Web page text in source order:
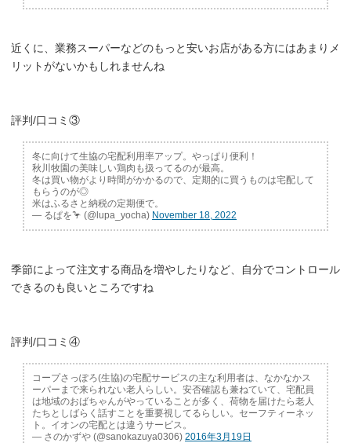
近くに、業務スーパーなどのもっと安いお店がある方にはあまりメ
リットがないかもしれませんね
評判/口コミ③
冬に向けて生協の宅配利用率アップ。やっぱり便利！
秋川牧園の美味しい鶏肉も扱ってるのが最高。
冬は買い物がより時間がかかるので、定期的に買うものは宅配して
もらうのが◎
米はふるさと納税の定期便で。
— るぱを🦩 (@lupa_yocha) November 18, 2022
季節によって注文する商品を増やしたりなど、自分でコントロール
できるのも良いところですね
評判/口コミ④
コープさっぽろ(生協)の宅配サービスの主な利用者は、なかなかス
ーパーまで来られない老人らしい。安否確認も兼ねていて、宅配員
は地域のおばちゃんがやっていることが多く、荷物を届けたら老人
たちとしばらく話すことを重要視してるらしい。セーフティーネッ
ト。イオンの宅配とは違うサービス。
— さのかずや (@sanokazuya0306) 2016年3月19日